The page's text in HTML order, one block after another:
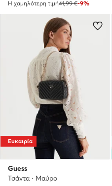
Η χαμηλότερη τιμή41,99 €-9%
Ευκαιρία
Guess
Τσάντα · Μαύρο